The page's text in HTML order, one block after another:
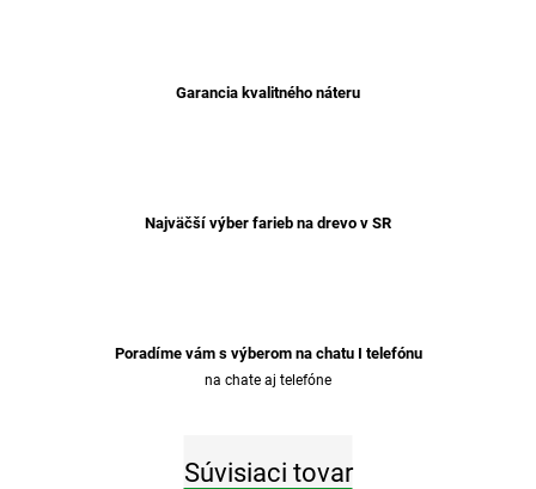
Garancia kvalitného náteru
Najväčší výber farieb na drevo v SR
Poradíme vám s výberom na chatu I telefónu
na chate aj telefóne
Súvisiaci tovar